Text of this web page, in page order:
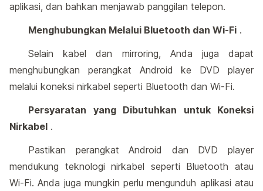
aplikasi, dan bahkan menjawab panggilan telepon.
Menghubungkan Melalui Bluetooth dan Wi-Fi .
Selain kabel dan mirroring, Anda juga dapat
menghubungkan perangkat Android ke DVD player
melalui koneksi nirkabel seperti Bluetooth dan Wi-Fi.
Persyaratan yang Dibutuhkan untuk Koneksi
Nirkabel .
Pastikan perangkat Android dan DVD player
mendukung teknologi nirkabel seperti Bluetooth atau
Wi-Fi. Anda juga mungkin perlu mengunduh aplikasi atau